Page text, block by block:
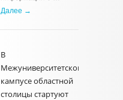
Далее →
В
Межуниверситетском
кампусе областной
столицы стартуют